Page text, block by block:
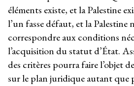
éléments existe, et la Palestine
l’un fasse défaut, et la Palestine
correspondre aux conditions
l’acquisition du statut d’État.
des critères pourra faire l’objet
sur le plan juridique autant que